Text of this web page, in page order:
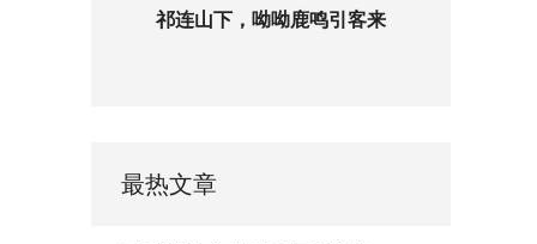
祁连山下，呦呦鹿鸣引客来
最热文章